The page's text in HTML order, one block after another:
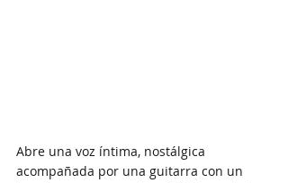
Abre una voz íntima, nostálgica
acompañada por una guitarra con un